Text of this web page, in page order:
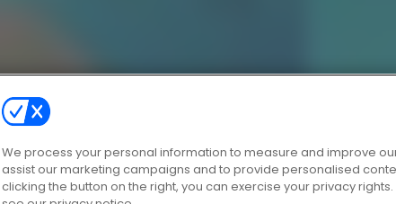
We process your personal information to measure and improve
assist our marketing campaigns and to provide personalised
clicking the button on the right, you can exercise your privacy